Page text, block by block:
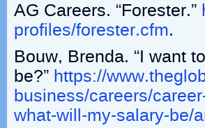
AG Careers. “Forester.”
profiles/forester.cfm.
Bouw, Brenda. “I want
be?” https://
business/careers/
what-will-my-salary-be/